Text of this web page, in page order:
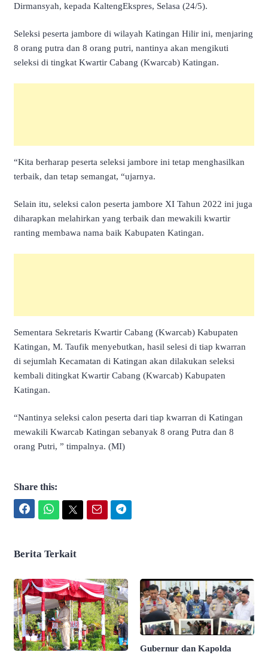
Dirmansyah, kepada KaltengEkspres, Selasa (24/5).
Seleksi peserta jambore di wilayah Katingan Hilir ini, menjaring
8 orang putra dan 8 orang putri, nantinya akan mengikuti
seleksi di tingkat Kwartir Cabang (Kwarcab) Katingan.
“Kita berharap peserta seleksi jambore ini tetap menghasilkan
terbaik, dan tetap semangat, “ujarnya.
Selain itu, seleksi calon peserta jambore XI Tahun 2022 ini juga
diharapkan melahirkan yang terbaik dan mewakili kwartir
ranting membawa nama baik Kabupaten Katingan.
Sementara Sekretaris Kwartir Cabang (Kwarcab) Kabupaten
Katingan, M. Taufik menyebutkan, hasil selesi di tiap kwarran
di sejumlah Kecamatan di Katingan akan dilakukan seleksi
kembali ditingkat Kwartir Cabang (Kwarcab) Kabupaten
Katingan.
“Nantinya seleksi calon peserta dari tiap kwarran di Katingan
mewakili Kwarcab Katingan sebanyak 8 orang Putra dan 8
orang Putri, ” timpalnya. (MI)
Share this:
Berita Terkait
Gubernur dan Kapolda